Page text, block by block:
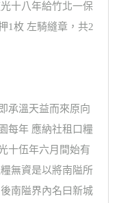
十八年給竹北一保
1枚 左騎縫章，共2
承溫天益而來原向
每年 應納社租口糧
十伍年六月間始有
無資是以將南隘所
南隘界內名曰新城